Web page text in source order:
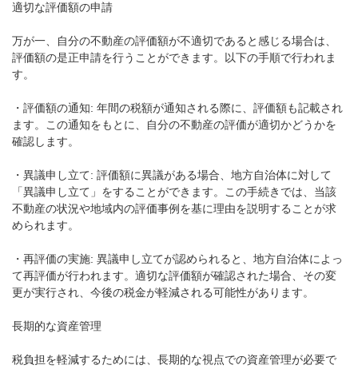
適切な評価額の申請
万が一、自分の不動産の評価額が不適切であると感じる場合は、
評価額の是正申請を行うことができます。以下の手順で行われま
す。
・評価額の通知: 年間の税額が通知される際に、評価額も記載され
ます。この通知をもとに、自分の不動産の評価が適切かどうかを
確認します。
・異議申し立て: 評価額に異議がある場合、地方自治体に対して
「異議申し立て」をすることができます。この手続きでは、当該
不動産の状況や地域内の評価事例を基に理由を説明することが求
められます。
・再評価の実施: 異議申し立てが認められると、地方自治体によっ
て再評価が行われます。適切な評価額が確認された場合、その変
更が実行され、今後の税金が軽減される可能性があります。
長期的な資産管理
税負担を軽減するためには、長期的な視点での資産管理が必要で